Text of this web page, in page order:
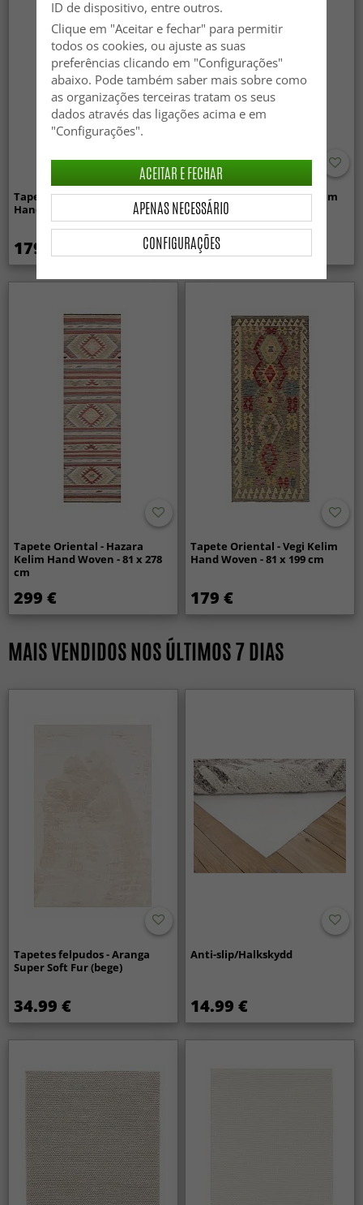
Tapete Oriental - Vegi Kelim
Hand Woven - 77 x 197 cm
179 €
Tapete Oriental - Vegi Kelim
Hand Woven - 79 x 298 cm
249 €
Tapete Oriental - Hazara
Kelim Hand Woven - 81 x 278
cm
299 €
Tapete Oriental - Vegi Kelim
Hand Woven - 81 x 199 cm
179 €
MAIS VENDIDOS NOS ÚLTIMOS 7 DIAS
Tapetes felpudos - Aranga
Super Soft Fur (bege)
34.99 €
Anti-slip/Halkskydd
14.99 €
ID de dispositivo, entre outros.
Clique em "Aceitar e fechar" para permitir
todos os cookies, ou ajuste as suas
preferências clicando em "Configurações"
abaixo. Pode também saber mais sobre como
as organizações terceiras tratam os seus
dados através das ligações acima e em
"Configurações".
CONFIGURAÇÕES
APENAS NECESSÁRIO
ACEITAR E FECHAR